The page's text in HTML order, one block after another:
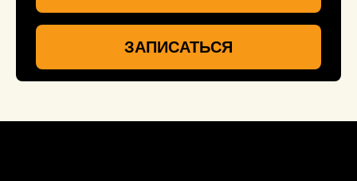
ЗАПИСАТЬСЯ